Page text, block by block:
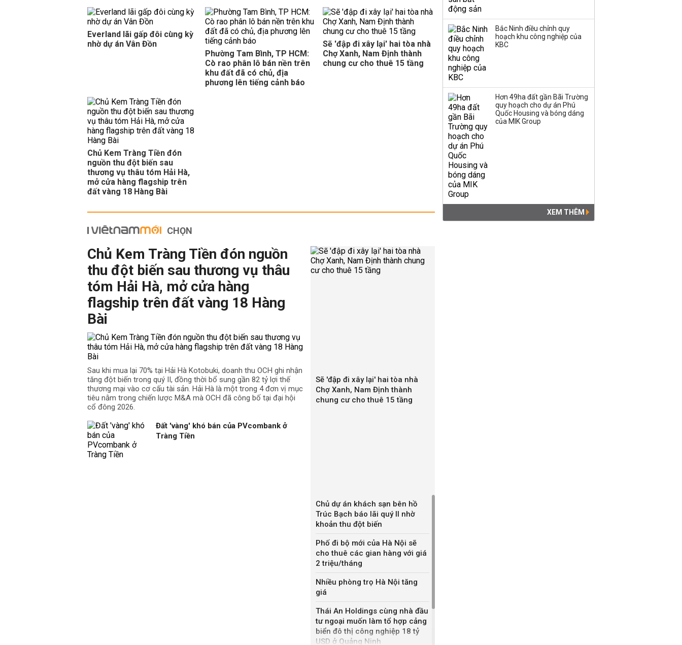
ĐẤU GIÁ - ĐẤU THẦU 14:32 | 09/08/2026
Gia Lai đấu giá khu đất làm dự án tại phường Quy Nhơn Bắc, khởi điểm 23 tỷ đồng
ĐẤU GIÁ - ĐẤU THẦU 10:22 | 09/08/2026
Diện mạo cầu đi bộ hình lá dừa nước qua sông Sài Gòn
Phố đi bộ mới của Hà Nội sẽ cho thuê các gian hàng với giá 2 triệu/tháng
QUY HOẠCH 09:33 | 09/08/2026
Everland lãi gấp đôi cùng kỳ
nhờ dự án Vân Đồn
Phường Tam Bình, TP HCM:
Cò rao phân lô bán nền trên
khu đất đã có chủ, địa
phương lên tiếng cảnh báo
Sẽ 'đập đi xây lại' hai tòa nhà
Chợ Xanh, Nam Định thành
chung cư cho thuê 15 tầng
Chủ Kem Tràng Tiền đón
nguồn thu đột biến sau
thương vụ thâu tóm Hải Hà,
mở cửa hàng flagship trên
đất vàng 18 Hàng Bài
CHỌN
Chủ Kem Tràng Tiền đón nguồn
thu đột biến sau thương vụ thâu
tóm Hải Hà, mở cửa hàng
flagship trên đất vàng 18 Hàng
Bài
Sau khi mua lại 70% tại Hải Hà Kotobuki, doanh thu OCH ghi nhận
tăng đột biến trong quý II, đồng thời bổ sung gần 82 tỷ lợi thế
thương mại vào cơ cấu tài sản. Hải Hà là một trong 4 đơn vị mục
tiêu nằm trong chiến lược M&A mà OCH đã công bố tại đại hội
cổ đông 2026.
Đất 'vàng' khó bán của PVcombank ở
Tràng Tiền
Sẽ 'đập đi xây lại' hai tòa nhà
Chợ Xanh, Nam Định thành
chung cư cho thuê 15 tầng
Chủ dự án khách sạn bên hồ
Trúc Bạch báo lãi quý II nhờ
khoản thu đột biến
Phố đi bộ mới của Hà Nội sẽ
cho thuê các gian hàng với giá
2 triệu/tháng
Nhiều phòng trọ Hà Nội tăng
giá
Thái An Holdings cùng nhà đầu
tư ngoại muốn làm tổ hợp cảng
biển đô thị công nghiệp 18 tỷ
USD ở Quảng Ninh
Bắc Ninh điều chỉnh quy
hoạch khu công nghiệp của
KBC
Hơn 49ha đất gần Bãi Trường
quy hoạch cho dự án Phú
Quốc Housing và bóng dáng
của MIK Group
XEM THÊM